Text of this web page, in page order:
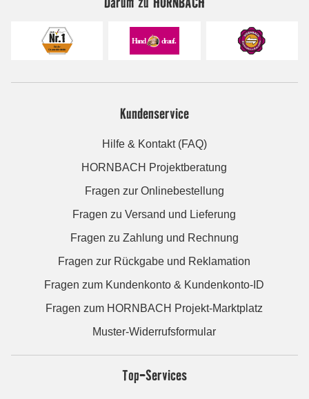
Kundenservice
Hilfe & Kontakt (FAQ)
HORNBACH Projektberatung
Fragen zur Onlinebestellung
Fragen zu Versand und Lieferung
Fragen zu Zahlung und Rechnung
Fragen zur Rückgabe und Reklamation
Fragen zum Kundenkonto & Kundenkonto-ID
Fragen zum HORNBACH Projekt-Marktplatz
Muster-Widerrufsformular
Top-Services